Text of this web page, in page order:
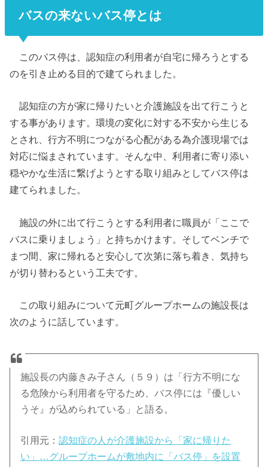
バスの来ないバス停とは
このバス停は、認知症の利用者が自宅に帰ろうとする
のを引き止める目的で建てられました。
認知症の方が家に帰りたいと介護施設を出て行こうと
する事があります。環境の変化に対する不安から生じる
とされ、行方不明につながる心配がある為介護現場では
対応に悩まされています。そんな中、利用者に寄り添い
穏やかな生活に繋げようとする取り組みとしてバス停は
建てられました。
施設の外に出て行こうとする利用者に職員が「ここで
バスに乗りましょう」と持ちかけます。そしてベンチで
まつ間、家に帰れると安心して次第に落ち着き、気持ち
が切り替わるという工夫です。
この取り組みについて元町グループホームの施設長は
次のように話しています。
施設長の内藤きみ子さん（５９）は「行方不明にな
る危険から利用者を守るため、バス停には『優しい
うそ』が込められている」と語る。
引用元：認知症の人が介護施設から「家に帰りた
い」…グループホームが敷地内に「バス停」を設置